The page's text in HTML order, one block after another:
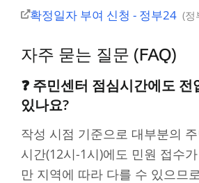
확정일자 부여 신청 - 정부24 정
자주 묻는 질문 (FAQ)
❓ 주민센터 점심시간에도
있나요?
작성 시점 기준으로 대부분의
시간(12시-1시)에도 민원 접수
만 지역에 따라 다를 수 있으므